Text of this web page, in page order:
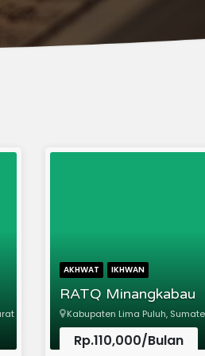
AKHWAT IKHWAN
RATQ Minangkabau
Kabupaten Lima Puluh,
Rp.110,000/Bulan